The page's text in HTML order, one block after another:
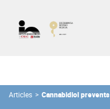
content
Articles > Cannabidiol